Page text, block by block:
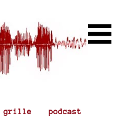
grille podcast